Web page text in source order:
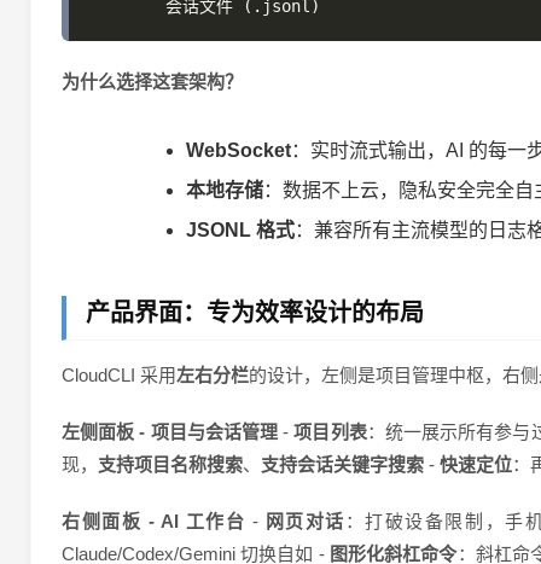
为什么选择这套架构？
WebSocket：实时流式输出，AI 的每一
本地存储：数据不上云，隐私安全完全自
JSONL 格式：兼容所有主流模型的日志
产品界面：专为效率设计的布局
CloudCLI 采用左右分栏的设计，左侧是项目管理中枢，右
左侧面板 - 项目与会话管理 -项目列表：统一展示所有参与
现， 支持项目名称搜索、 支持会话关键字搜索 - 快速定位：
右侧面板 - AI 工作台 - 网页对话 ：打破设备限制，手
Claude/Codex/Gemini 切换自如 - 图形化斜杠命令：斜杠命